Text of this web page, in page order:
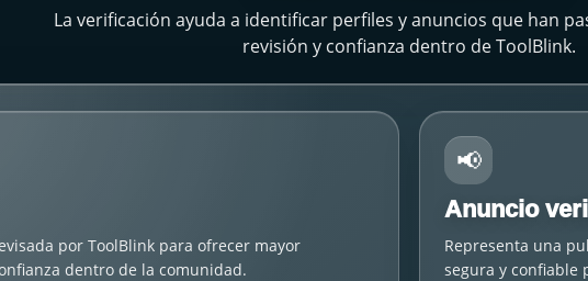
La verificación ayuda a identificar perfiles y anuncios que han
revisión y confianza dentro de ToolBlink.
por ToolBlink para ofrecer mayor
dentro de la comunidad.
📢
Anuncio
Representa una
segura y confiable